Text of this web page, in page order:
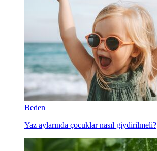
Beden
Yaz aylarında çocuklar nasıl giydirilmeli?